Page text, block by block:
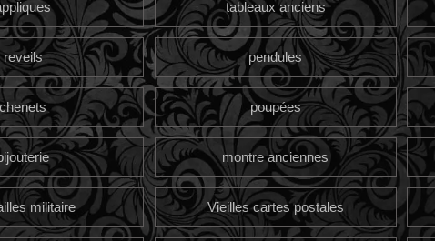
tableaux anciens
reveils pendules
chenets poupées
montre anciennes
militaire Vieilles cartes postales